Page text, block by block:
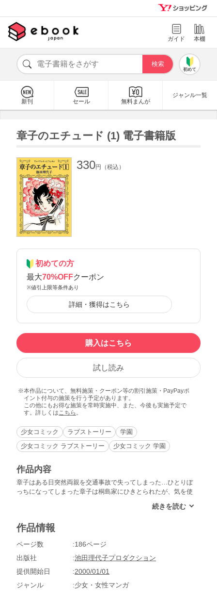
ガイド 本棚
初めて
新刊 セール 無料まんが
ジャンル一覧
章子のエチュード (1) 電子書籍版
330円（税込）
初めての方
最大70%OFFクーポン
※値引上限等条件あり
詳細・獲得はこちら
購入はこちら
試し読み
本作品について、無料施策・クーポン等の割引施策・PayPayポ
イント付与の施策を行う予定があります。
この他にもお得な施策を常時実施中、また、今後も実施予定で
す。詳しくはこちら 。
少女コミック ラブストーリー
学園
少女コミック ラブストーリー
少女コミック 学園
作品内容
章子はある日突然両親を交通事故で失ってしまった…ひとりぼ
っちになってしまった章子は桐島家にひきとられたが、気を使
作品情報
ページ数
186ページ
出版社
池田理代子プロダクション
提供開始日
2000/01/01
ジャンル
少女・女性マンガ